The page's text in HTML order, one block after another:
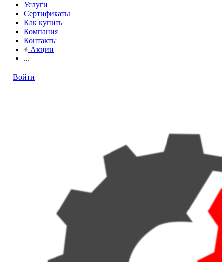
Услуги
Сертификаты
Как купить
Компания
Контакты
Акции
...
Войти